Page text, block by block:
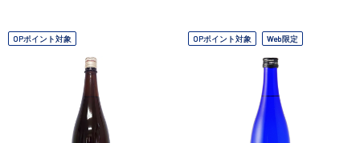
OPポイント対象 OPポイント対象 Web限定